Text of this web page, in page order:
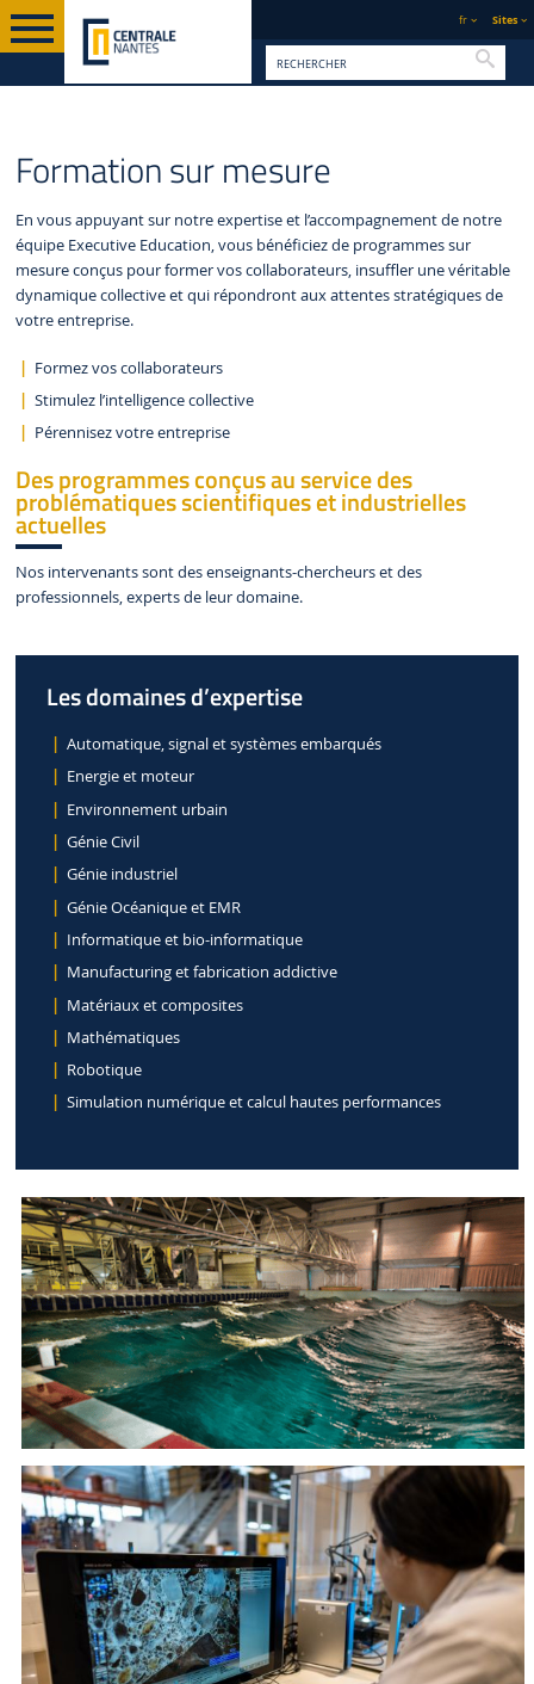
fr Sites
Formation sur mesure
En vous appuyant sur notre expertise et l’accompagnement de notre
équipe Executive Education, vous bénéficiez de programmes sur
mesure conçus pour former vos collaborateurs, insuffler une véritable
dynamique collective et qui répondront aux attentes stratégiques de
votre entreprise.
Formez vos collaborateurs
Stimulez l’intelligence collective
Pérennisez votre entreprise
Des programmes conçus au service des
problématiques scientifiques et industrielles
actuelles
Nos intervenants sont des enseignants-chercheurs et des
professionnels, experts de leur domaine.
Les domaines d’expertise
Automatique, signal et systèmes embarqués
Energie et moteur
Environnement urbain
Génie Civil
Génie industriel
Génie Océanique et EMR
Informatique et bio-informatique
Manufacturing et fabrication addictive
Matériaux et composites
Mathématiques
Robotique
Simulation numérique et calcul hautes performances